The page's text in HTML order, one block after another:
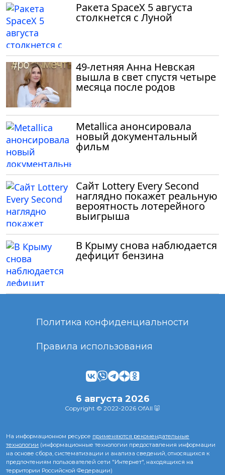
Ракета SpaceX 5 августа
столкнется с Луной
49-летняя Анна Невская
вышла в свет спустя четыре
месяца после родов
Metallica анонсировала
новый документальный
фильм
Сайт Lottery Every Second
наглядно покажет реальную
вероятность лотерейного
выигрыша
В Крыму снова наблюдается
дефицит бензина
Политика конфиденциальности
Правила использования
6 августа 2026
Copyright © 2022-2026 OfAll 🐷
На информационном ресурсе применяются рекомендательные
технологии (информационные технологии предоставления информации
на основе сбора, систематизации и анализа сведений, относящихся к
предпочтениям пользователей сети "Интернет", находящихся на
территории Российской Федерации)